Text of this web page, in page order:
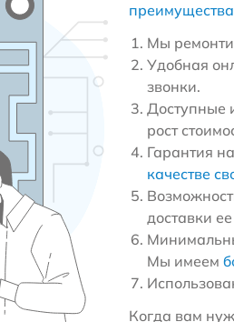
Мы
Удобная
звонки.
Доступные
рост
Гарантия
качестве
доставки
Мы имеем
Когда вам